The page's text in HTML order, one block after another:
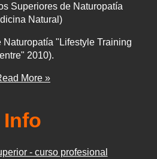
Superiores de Naturopatía
Natural)
Naturopatía "Lifestyle Training
2010).
More »
Info
- curso profesional